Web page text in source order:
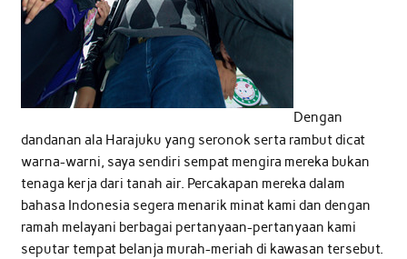
Dengan
dandanan ala Harajuku yang seronok serta rambut dicat
warna-warni, saya sendiri sempat mengira mereka bukan
tenaga kerja dari tanah air. Percakapan mereka dalam
bahasa Indonesia segera menarik minat kami dan dengan
ramah melayani berbagai pertanyaan-pertanyaan kami
seputar tempat belanja murah-meriah di kawasan tersebut.